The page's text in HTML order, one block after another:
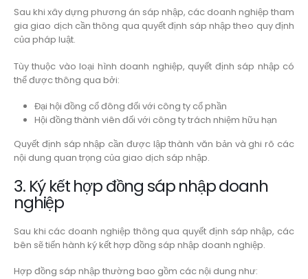
Sau khi xây dựng phương án sáp nhập, các doanh nghiệp tham
gia giao dịch cần thông qua quyết định sáp nhập theo quy định
của pháp luật.
Tùy thuộc vào loại hình doanh nghiệp, quyết định sáp nhập có
thể được thông qua bởi:
Đại hội đồng cổ đông đối với công ty cổ phần
Hội đồng thành viên đối với công ty trách nhiệm hữu hạn
Quyết định sáp nhập cần được lập thành văn bản và ghi rõ các
nội dung quan trọng của giao dịch sáp nhập.
3. Ký kết hợp đồng sáp nhập doanh
nghiệp
Sau khi các doanh nghiệp thông qua quyết định sáp nhập, các
bên sẽ tiến hành ký kết hợp đồng sáp nhập doanh nghiệp.
Hợp đồng sáp nhập thường bao gồm các nội dung như: